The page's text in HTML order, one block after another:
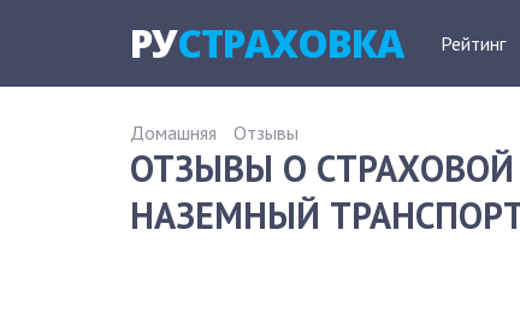
РУСТРАХОВКА Рейтинг
Домашняя Отзывы
ОТЗЫВЫ О
НАЗЕМНЫЙ